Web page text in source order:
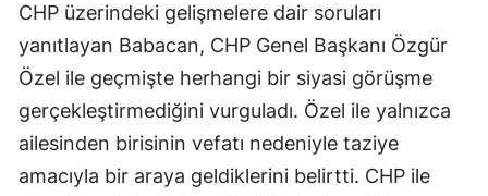
CHP üzerindeki gelişmelere dair soruları
yanıtlayan Babacan, CHP Genel Başkanı Özgür
Özel ile geçmişte herhangi bir siyasi görüşme
gerçekleştirmediğini vurguladı. Özel ile yalnızca
ailesinden birisinin vefatı nedeniyle taziye
amacıyla bir araya geldiklerini belirtti. CHP ile